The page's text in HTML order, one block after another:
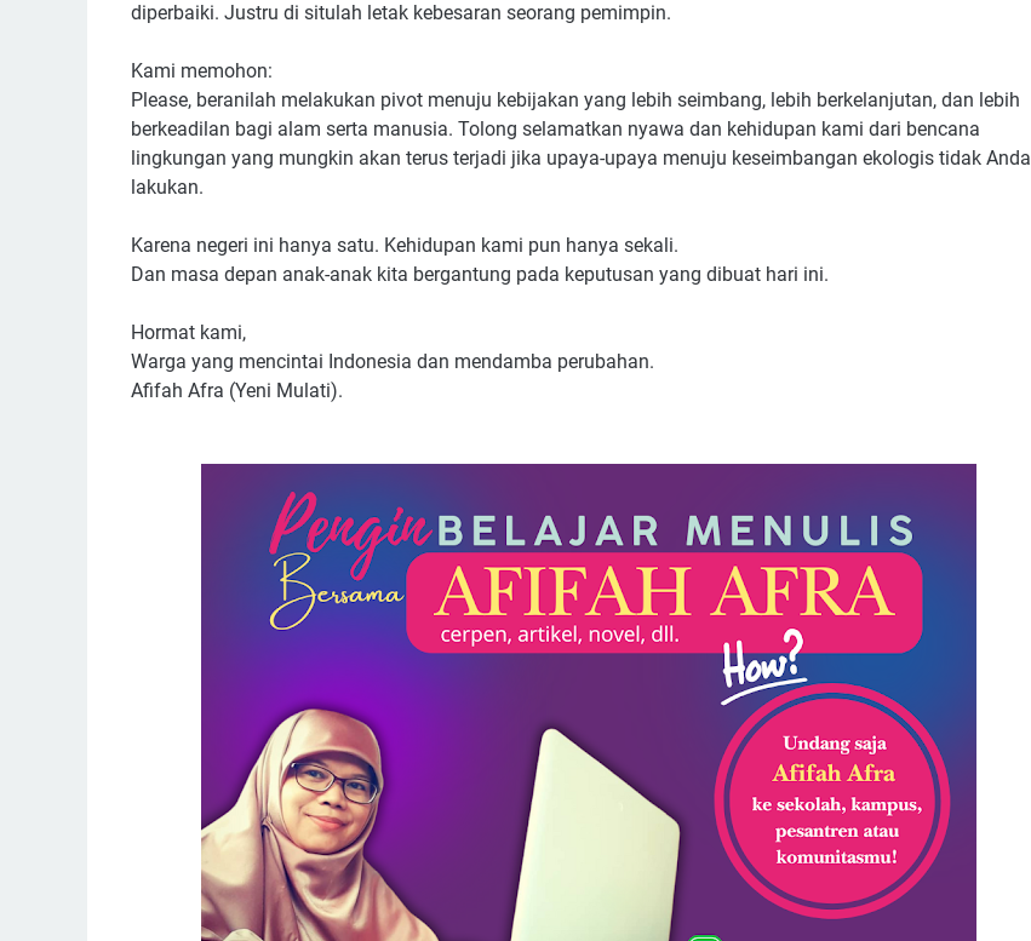
diperbaiki. Justru di situlah letak kebesaran seorang pemimpin.
Kami memohon:
Please, beranilah melakukan pivot menuju kebijakan yang lebih seimbang, lebih berkelanjutan, dan lebih
berkeadilan bagi alam serta manusia. Tolong selamatkan nyawa dan kehidupan kami dari bencana
lingkungan yang mungkin akan terus terjadi jika upaya-upaya menuju keseimbangan ekologis tidak Anda
lakukan.
Karena negeri ini hanya satu. Kehidupan kami pun hanya sekali.
Dan masa depan anak-anak kita bergantung pada keputusan yang dibuat hari ini.
Hormat kami,
Warga yang mencintai Indonesia dan mendamba perubahan.
Afifah Afra (Yeni Mulati).